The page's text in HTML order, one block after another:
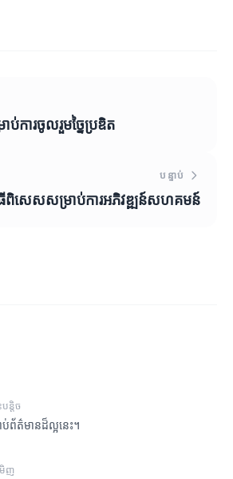
ការចូលរួមច្នៃប្រឌិត
បន្ទាប់
ធីពិសេសសម្រាប់ការអភិវឌ្ឍន៍សហគមន៍
ន្តិច
ត៌មានដ៏ល្អនេះ។
ញ